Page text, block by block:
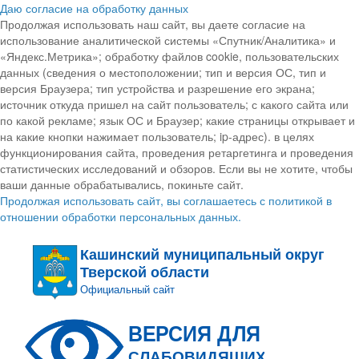
Даю согласие на обработку данных
Продолжая использовать наш сайт, вы даете согласие на
использование аналитической системы «Спутник/Аналитика» и
«Яндекс.Метрика»; обработку файлов cookie, пользовательских
данных (сведения о местоположении; тип и версия ОС, тип и
версия Браузера; тип устройства и разрешение его экрана;
источник откуда пришел на сайт пользователь; с какого сайта или
по какой рекламе; язык ОС и Браузер; какие страницы открывает и
на какие кнопки нажимает пользователь; ip-адрес). в целях
функционирования сайта, проведения ретаргетинга и проведения
статистических исследований и обзоров. Если вы не хотите, чтобы
ваши данные обрабатывались, покиньте сайт.
Продолжая использовать сайт, вы соглашаетесь с политикой в
отношении обработки персональных данных.